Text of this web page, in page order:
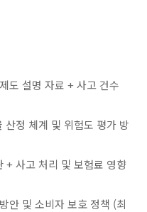
도 설명 자료 + 사고 건수
정 체계 및 위험도 평가 방
+ 사고 처리 및 보험료 영향
안 및 소비자 보호 정책 (최